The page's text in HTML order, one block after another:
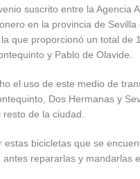
suscrito entre la Agencia
en la provincia de
que proporcionó un total de
y Pablo de Olavide.
el uso de este medio de
Dos Hermanas y
de la ciudad.
bicicletas que se
repararlas y mandarlas